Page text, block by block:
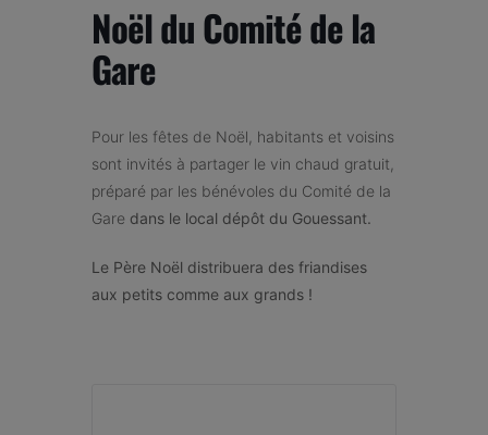
Noël du Comité de la
Gare
Pour les fêtes de Noël, habitants et voisins
sont invités à partager le vin chaud gratuit,
préparé par les bénévoles du Comité de la
Gare dans le local dépôt du Gouessant.
Le Père Noël distribuera des friandises
aux petits comme aux grands !